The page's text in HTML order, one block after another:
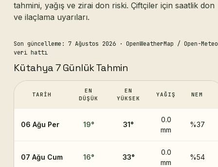
tahmini, yağış ve zirai don riski. Çiftçiler için saatlik don
ve ilaçlama uyarıları.
Son güncelleme: 7 Ağustos 2026 · OpenWeatherMap / Open-Meteo
veri hattı
Kütahya 7 Günlük Tahmin
TARIH
EN
DÜŞÜK
EN
YÜKSEK
YAĞIŞ NEM
06 Ağu Per 19° 31°
0.0
mm
%37
07 Ağu Cum 16° 33°
0.0
mm
%54